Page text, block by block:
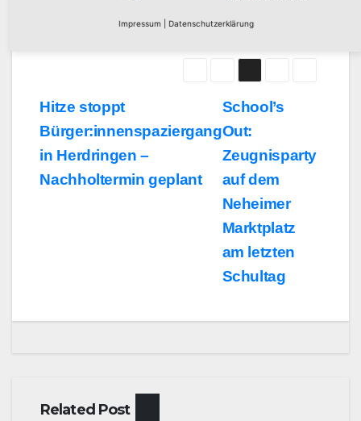
Stadt Arnsberg tagt am Donnerstag, 27.
Beitragsnavigation
School’s
Out:
Zeugnisparty
auf dem
Neheimer
Marktplatz
am letzten
Schultag
Hitze stoppt
Bürger:innenspaziergang
in Herdringen –
Nachholtermin geplant
Related Post
Impressum Datenschutzerklärung